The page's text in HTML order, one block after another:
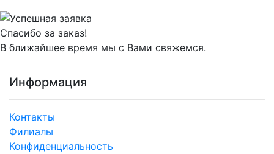
Спасибо за заказ!
В ближайшее время мы с Вами свяжемся.
Информация
Контакты
Филиалы
Конфиденциальность